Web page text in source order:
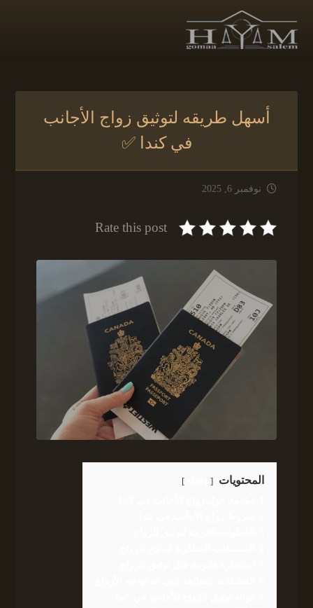
أسهل طريقه لتوثيق زواج الأجانب
في كندا ✅
نوفمبر 6, 2025
Rate this post
المحتويات